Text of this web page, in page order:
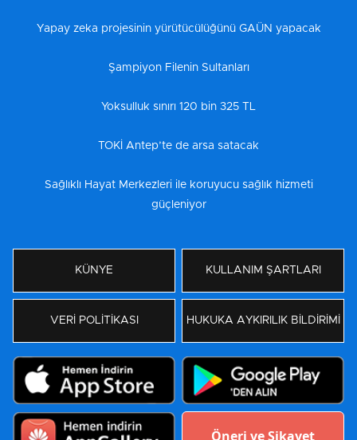
Yapay zeka projesinin yürütücülüğünü GAÜN yapacak
Şampiyon Filenin Sultanları
Yoksulluk sınırı 120 bin 325 TL
TOKİ Antep’te de arsa satacak
Sağlıklı Hayat Merkezleri ile koruyucu sağlık hizmeti
güçleniyor
KÜNYE KULLANIM ŞARTLARI
VERİ POLİTİKASI HUKUKA AYKIRILIK BİLDİRİMİ
Öneri ve Şikayet